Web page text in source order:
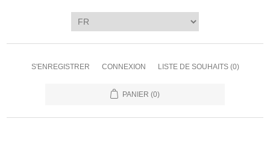
S'ENREGISTRER CONNEXION LISTE DE SOUHAITS (0)
PANIER (0)